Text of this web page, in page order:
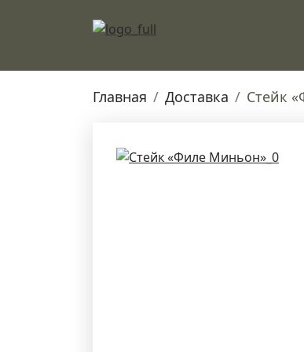
Главная Доставка Стейк